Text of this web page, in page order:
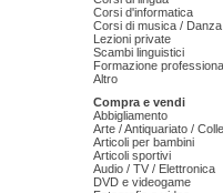
Corsi d'informatica
Corsi di musica /
Lezioni private
Scambi linguistici
Formazione
Altro
Compra e vendi
Abbigliamento
Arte / Antiquariato /
Articoli per bambini
Articoli sportivi
Audio / TV / Elettronica
DVD e videogame